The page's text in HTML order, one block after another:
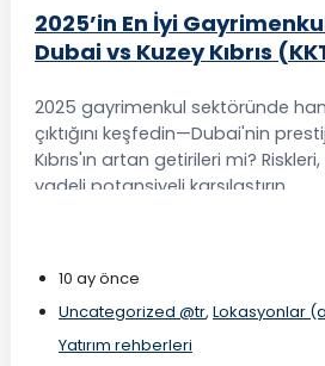
2025’in En İyi Gayrimenkul
Dubai vs Kuzey Kıbrıs
2025 gayrimenkul sektöründe
çıktığını keşfedin—Dubai'nin
Kıbrıs'ın artan getirileri mi?
vadeli potansiyeli karşılaştırın.
10 ay önce
Uncategorized @tr, Lokasyonlar
Yatırım rehberleri